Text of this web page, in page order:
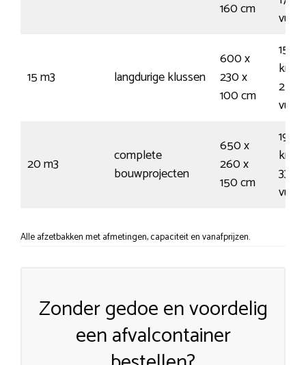
160 cm
15 m3 langdurige klussen
600 x
230 x
100 cm
150
250
20 m3
complete
bouwprojecten
650 x
260 x
150 cm
195
335
Alle afzetbakken met afmetingen, capaciteit en vanafprijzen.
Zonder gedoe en voordelig
een afvalcontainer